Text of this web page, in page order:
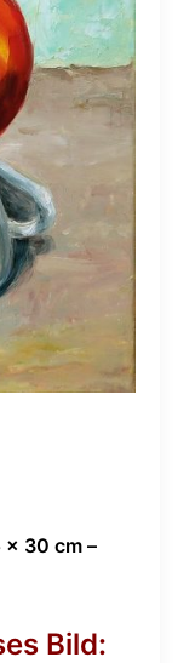
x 30 cm –
Bild: